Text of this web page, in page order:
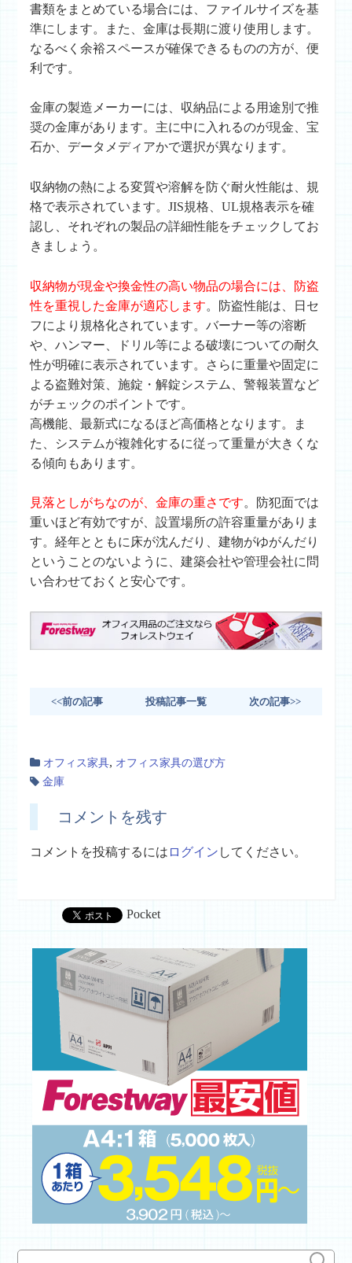
書類をまとめている場合には、ファイルサイズを基
準にします。また、金庫は長期に渡り使用します。
なるべく余裕スペースが確保できるものの方が、便
利です。
金庫の製造メーカーには、収納品による用途別で推
奨の金庫があります。主に中に入れるのが現金、宝
石か、データメディアかで選択が異なります。
収納物の熱による変質や溶解を防ぐ耐火性能は、規
格で表示されています。JIS規格、UL規格表示を確
認し、それぞれの製品の詳細性能をチェックしてお
きましょう。
収納物が現金や換金性の高い物品の場合には、防盗
性を重視した金庫が適応します。防盗性能は、日セ
フにより規格化されています。バーナー等の溶断
や、ハンマー、ドリル等による破壊についての耐久
性が明確に表示されています。さらに重量や固定に
よる盗難対策、施錠・解錠システム、警報装置など
がチェックのポイントです。
高機能、最新式になるほど高価格となります。ま
た、システムが複雑化するに従って重量が大きくな
る傾向もあります。
見落としがちなのが、金庫の重さです。防犯面では
重いほど有効ですが、設置場所の許容重量がありま
す。経年とともに床が沈んだり、建物がゆがんだり
ということのないように、建築会社や管理会社に問
い合わせておくと安心です。
<<前の記事 投稿記事一覧 次の記事>>
オフィス家具, オフィス家具の選び方
金庫
コメントを残す
コメントを投稿するには ログイン してください。
Pocket